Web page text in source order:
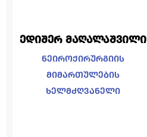
ედიშერ მაღალაშვილი
ნეიროქირურგიის
მიმართულების
ხელმძღვანელი